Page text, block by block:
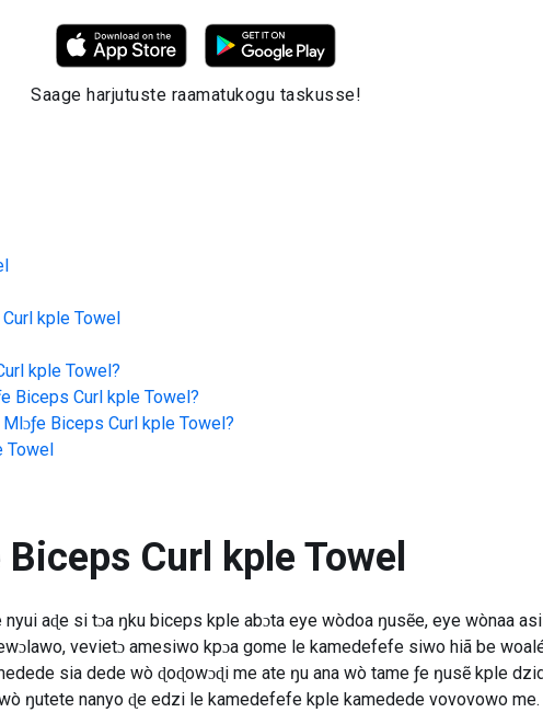
Saage harjutuste raamatukogu taskusse!
kple Towel
kple Towel?
Biceps Curl kple Towel?
Mlɔƒe Biceps Curl kple Towel?
Towel
Biceps Curl kple Towel
aɖe si tɔa ŋku biceps kple abɔta eye wòdoa ŋusẽe, eye wònaa
vevietɔ amesiwo kpɔa gome le kamedefefe siwo hiã be
sia dede wò ɖoɖowɔɖi me ate ŋu ana wò tame ƒe ŋusẽ kple
ŋutete nanyo ɖe edzi le kamedefefe kple kamedede vovovowo me.